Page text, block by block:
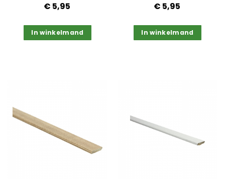
€ 5,95
In winkelmand
€ 5,95
In winkelmand